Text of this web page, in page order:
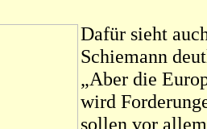
Dafür sieht
Schiemann
„Aber die
wird
sollen vor